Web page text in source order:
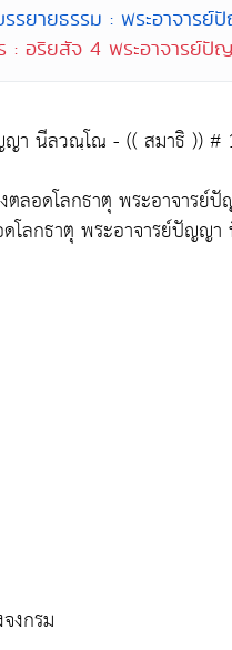
รยายธรรม : พระอาจาร
: อริยสัจ 4 พระอาจาร
า นีลวณฺโณ - (( สมาธิ )) #
ตลอดโลกธาตุ พระอาจาร
โลกธาตุ พระอาจารย์ปัญญ
งกรม